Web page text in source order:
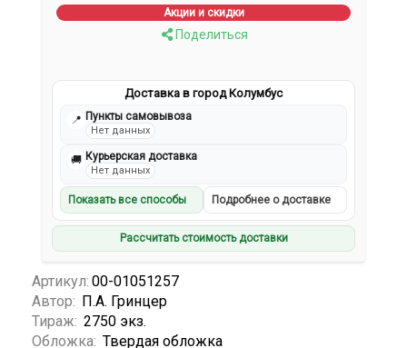
Акции и скидки
Поделиться
Доставка в город Колумбус
📍 Пункты самовывоза
Нет данных
🚚 Курьерская доставка
Нет данных
Показать все способы Подробнее о доставке
Рассчитать стоимость доставки
Артикул: 00-01051257
Автор: П.А. Гринцер
Тираж: 2750 экз.
Обложка: Твердая обложка